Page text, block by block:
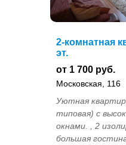
2-комнатная
эт.
от 1 700 руб.
Московская, 116
Уютная
типовая) с
окнами. , 2
большая